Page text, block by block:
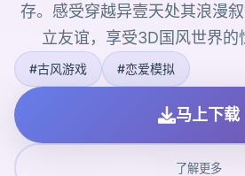
存。感受穿越异壹天处其浪漫
立友谊，享受3D国风世界的
#古风游戏 #恋爱模拟
马上下载
了解更多